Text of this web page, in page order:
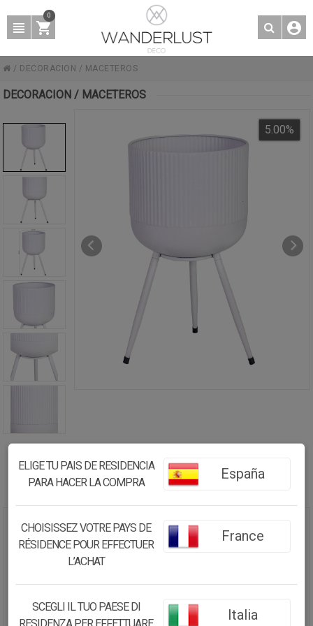
0
/ DECORACION / MACETEROS
DECORACION / MACETEROS
MACETERO CON SOPORTE DE
METAL BLANCO 26X26X48 CM
34.00€
5.00%
32.31€
ELIGE TU PAIS DE RESIDENCIA
PARA HACER LA COMPRA
España
CHOISISSEZ VOTRE PAYS DE
RÉSIDENCE POUR EFFECTUER
L’ACHAT
France
SCEGLI IL TUO PAESE DI
Italia